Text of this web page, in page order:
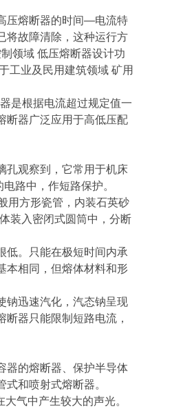
压熔断器的时间—电流特
将故障清除，这种运行方
领域 低压熔断器设计功
工业及民用建筑领域 矿用
是根据电流超过规定值一
断器广泛应用于高低压配
孔观察到，它常用于机床
路中，作短路保护。
用方形瓷管，内装石英砂
装入密闭式圆筒中，分断
低。只能在极短时间内承
本相同，但熔体材料和形
钠迅速汽化，汽态钠呈现
器只能限制短路电流，
器的熔断器、保护半导体
和喷射式熔断器。
气中产生较大的声光。